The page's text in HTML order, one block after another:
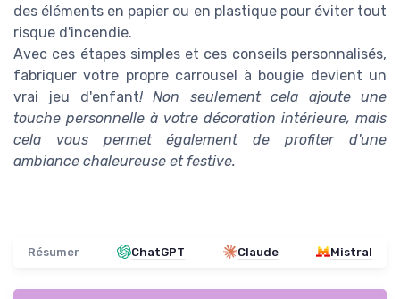
des éléments en papier ou en plastique pour éviter tout
risque d'incendie.
Avec ces étapes simples et ces conseils personnalisés,
fabriquer votre propre carrousel à bougie devient un
vrai jeu d'enfant! Non seulement cela ajoute une
touche personnelle à votre décoration intérieure, mais
cela vous permet également de profiter d'une
ambiance chaleureuse et festive.
Résumer ChatGPT Claude Mistral